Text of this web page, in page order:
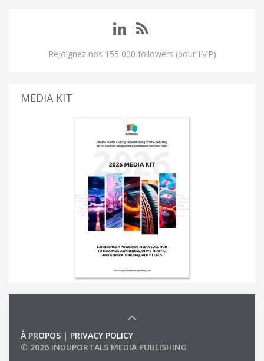
Rejoignez nos 155 000 followers (pour IMP)
MEDIA KIT
À PROPOS | PRIVACY POLICY
© 2026 INDUPORTALS MEDIA PUBLISHING